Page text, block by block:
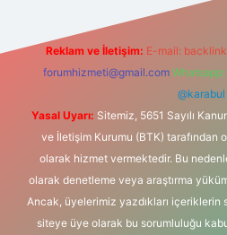
Reklam ve İletişim: E-mail:
forumhizmeti@gmail.com
@karabul
Yasal Uyarı: Sitemiz, 5651 Sayılı
ve İletişim Kurumu (BTK) tarafından
olarak hizmet vermektedir. Bu
olarak denetleme veya araştırma
Ancak, üyelerimiz yazdıkları içeriklerin
siteye üye olarak bu sorumluluğu